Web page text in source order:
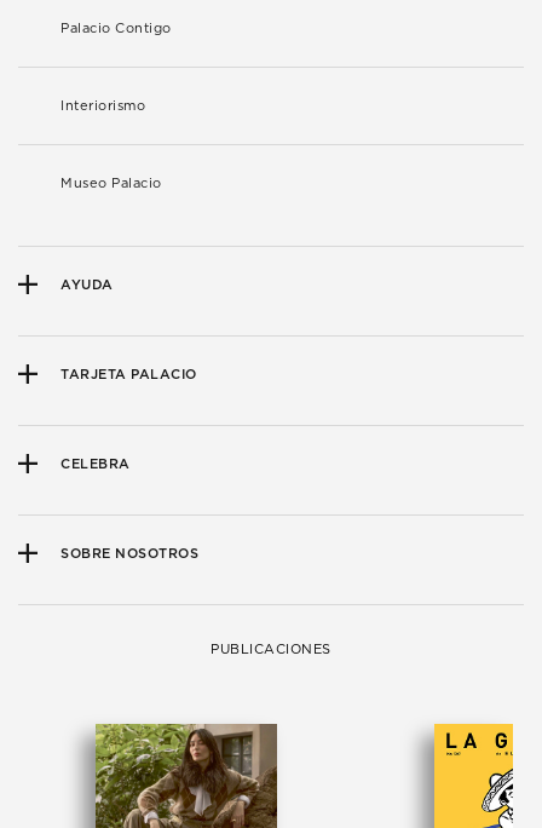
Palacio Contigo
Interiorismo
Museo Palacio
AYUDA
TARJETA PALACIO
CELEBRA
SOBRE NOSOTROS
PUBLICACIONES